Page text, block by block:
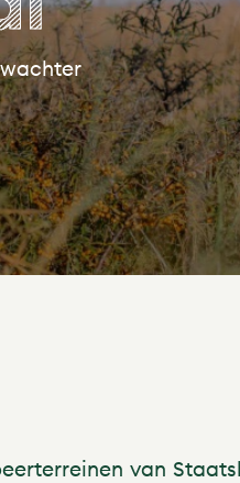
van